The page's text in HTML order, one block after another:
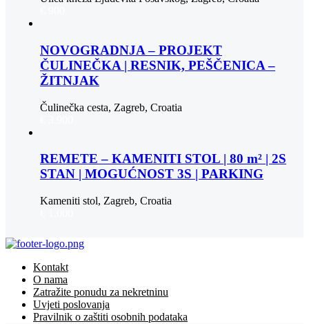
NOVOGRADNJA – PROJEKT
ČULINEČKA | RESNIK, PEŠČENICA –
ŽITNJAK
Čulinečka cesta, Zagreb, Croatia
REMETE – KAMENITI STOL | 80 m² | 2S
STAN | MOGUĆNOST 3S | PARKING
Kameniti stol, Zagreb, Croatia
Kontakt
O nama
Zatražite ponudu za nekretninu
Uvjeti poslovanja
Pravilnik o zaštiti osobnih podataka